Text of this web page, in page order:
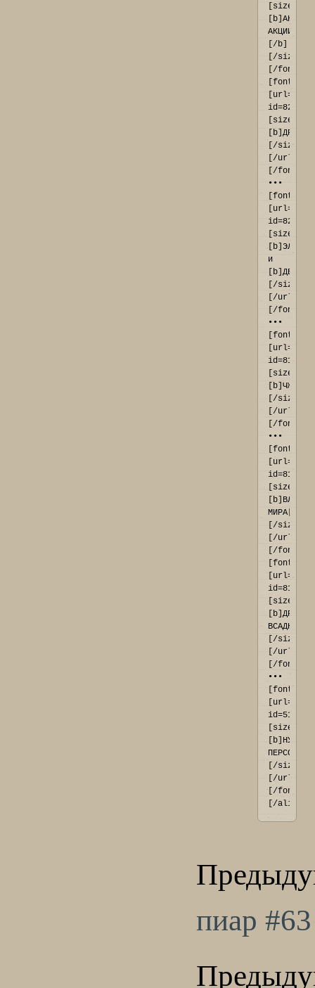
[size=16]
АКЦИИ:
[/b]
[/size]
[/font]
[size=11]
[/size]
[/url]
[/font]
•••
[size=11]
и
[/size]
[/url]
[/font]
•••
[size=11]
[/size]
[/url]
[/font]
•••
[size=11]
МИРА[/b]
[/size]
[/url]
[/font]
[size=11]
[/size]
[/url]
[/font]
•••
[size=11]
[/size]
[/url]
[/font]
[/align]
пиар #63